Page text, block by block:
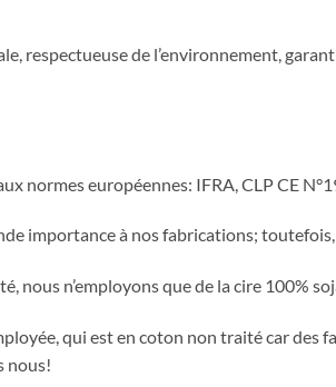
respectueuse de l’environnement,
normes européennes: IFRA, CLP CE
importance à nos fabrications;
nous n’employons que de la cire 100%
qui est en coton non traité car
nous!